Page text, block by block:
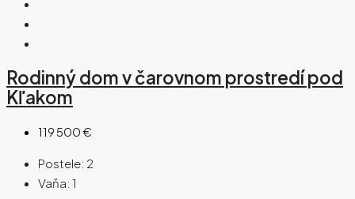
Rodinný dom v čarovnom prostredí pod
Kľakom
119 500 €
Postele: 2
Vaňa: 1